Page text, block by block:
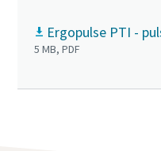
Ergopulse PTI -
5 MB, PDF